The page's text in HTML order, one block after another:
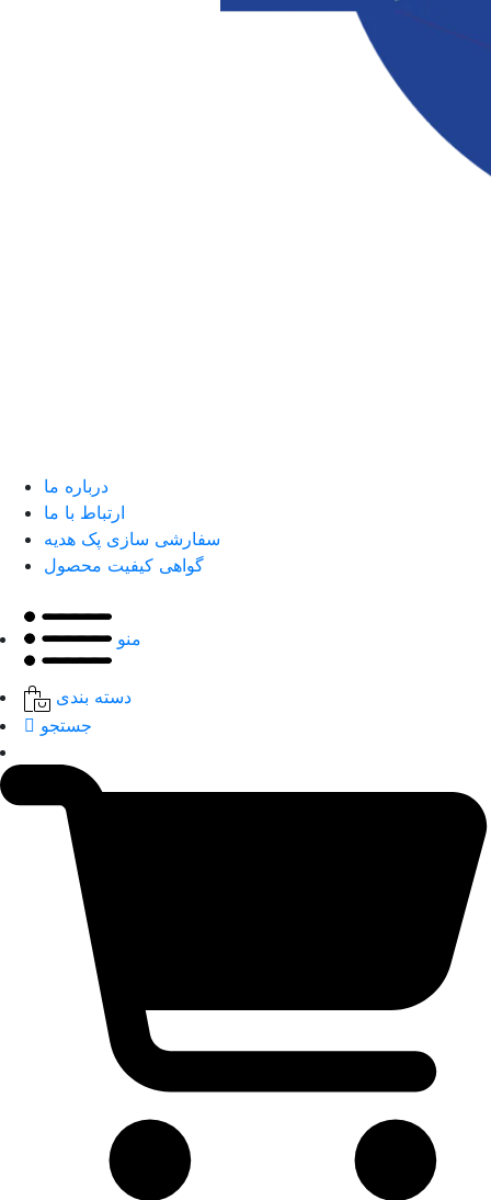
درباره ما
ارتباط با ما
سفارشی سازی پک هدیه
گواهی کیفیت محصول
منو
دسته بندی
جستجو